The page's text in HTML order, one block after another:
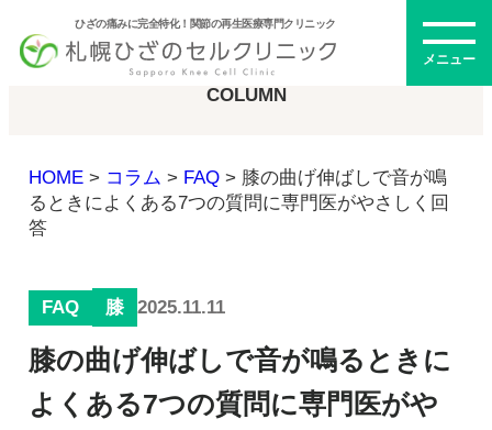
ひざの痛みに完全特化！関節の再生医療専門クリニック
メニュー
初めての方へ
メニュー・料金
ひざの再生医療とは
幹細胞治療
再生医療とは
コラム
COLUMN
HOME> コラム > FAQ> 膝の曲げ伸ばしで音が鳴
るときによくある7つの質問に専門医がやさしく回
答
FAQ 膝 2025.11.11
膝の曲げ伸ばしで音が鳴るときに
よくある7つの質問に専門医がや